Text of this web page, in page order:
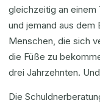
gleichzeitig an einem
und jemand aus dem
Menschen, die sich
die Füße zu
drei Jahrzehnten.
Die